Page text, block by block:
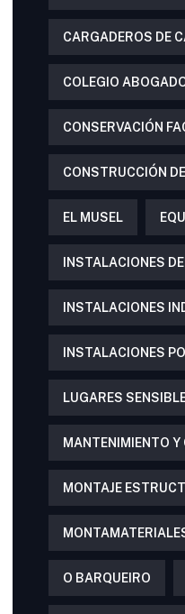
CARGADEROS DE
COLEGIO
CONSERVACIÓN
CONSTRUCCIÓN
EL MUSEL
INSTALACIONES
INSTALACIONES
INSTALACIONES
LUGARES
MANTENIMIENTO Y
MONTAJE
O BARQUEIRO